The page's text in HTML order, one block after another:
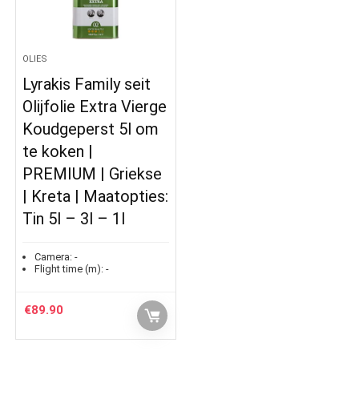
OLIES
Lyrakis Family seit
Olijfolie Extra Vierge
Koudgeperst 5l om
te koken |
PREMIUM | Griekse
| Kreta | Maatopties:
Tin 5l – 3l – 1l
Camera: -
Flight time (m): -
€89.90